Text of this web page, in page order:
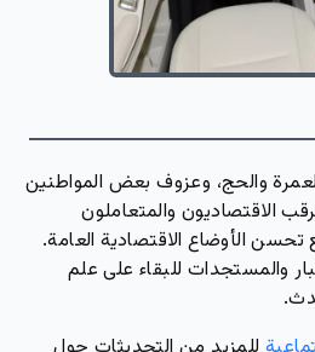
والحج، وعزوف بعض المواطنين
الاقتصاديون والمتعاملون
الأوضاع الاقتصادية العامة.
والمستجدات للبقاء على علم